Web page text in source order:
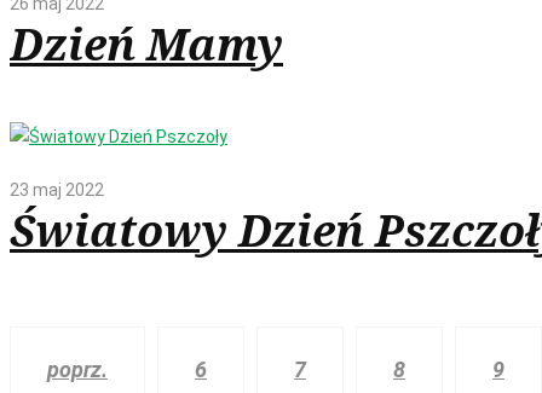
Dzień Mamy
23 maj 2022
Światowy Dzień
poprz. 6 7 8 9